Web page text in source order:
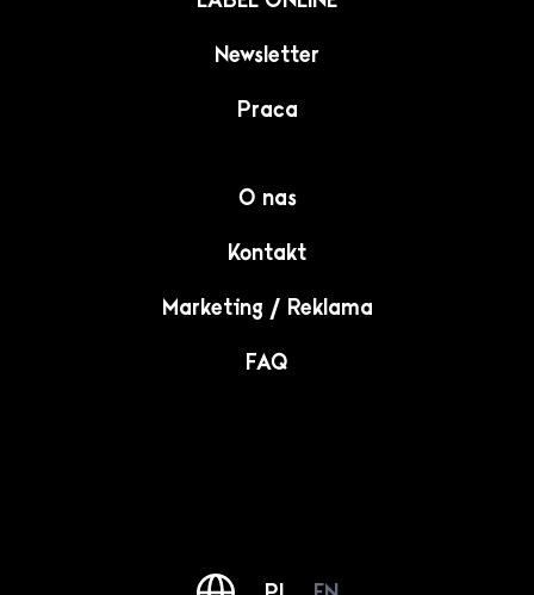
Newsletter
Praca
O nas
Kontakt
Marketing / Reklama
FAQ